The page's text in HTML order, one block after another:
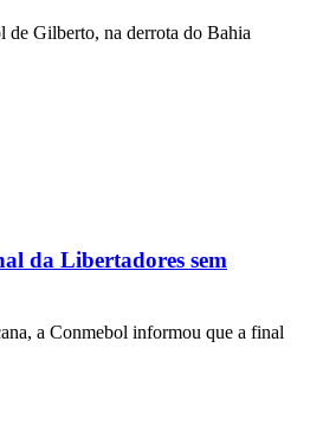
de Gilberto, na derrota do Bahia
da Libertadores sem
a Conmebol informou que a final